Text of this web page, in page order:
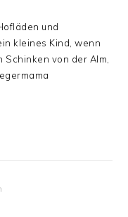
und
kleines Kind, wenn
von der Alm,